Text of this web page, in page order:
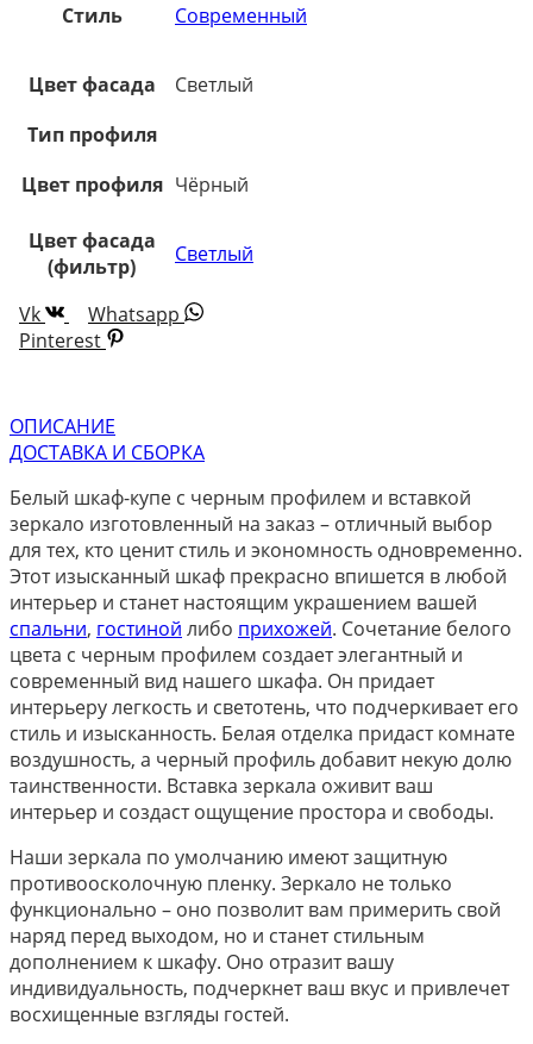
Стиль Современный
Цвет фасада
Светлый
Тип профиля
Цвет профиля Чёрный
Цвет фасада
(фильтр)
Светлый
Vk
Whatsapp
Pinterest
ОПИСАНИЕ
ДОСТАВКА И СБОРКА
Белый шкаф-купе с черным профилем и вставкой
зеркало изготовленный на заказ – отличный выбор
для тех, кто ценит стиль и экономность одновременно.
Этот изысканный шкаф прекрасно впишется в любой
интерьер и станет настоящим украшением вашей
спальни, гостиной либо прихожей. Сочетание белого
цвета с черным профилем создает элегантный и
современный вид нашего шкафа. Он придает
интерьеру легкость и светотень, что подчеркивает его
стиль и изысканность. Белая отделка придаст комнате
воздушность, а черный профиль добавит некую долю
таинственности. Вставка зеркала оживит ваш
интерьер и создаст ощущение простора и свободы.
Наши зеркала по умолчанию имеют защитную
противоосколочную пленку. Зеркало не только
функционально – оно позволит вам примерить свой
наряд перед выходом, но и станет стильным
дополнением к шкафу. Оно отразит вашу
индивидуальность, подчеркнет ваш вкус и привлечет
восхищенные взгляды гостей.